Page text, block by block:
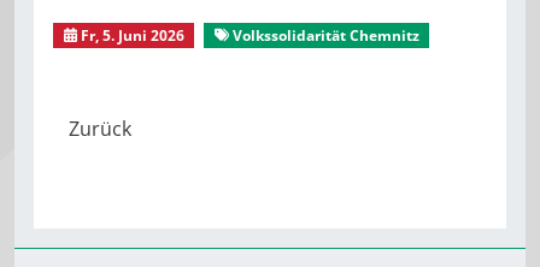
Fr, 5. Juni 2026 Volkssolidarität Chemnitz